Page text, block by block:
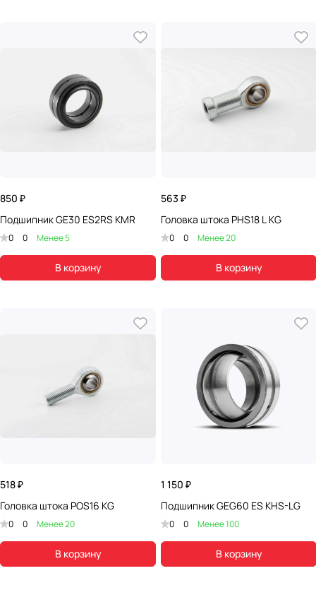
850 ₽
Подшипник GE30 ES2RS KMR
0 0 Менее 5
В корзину
563 ₽
Головка штока PHS18 L KG
0 0 Менее 20
В корзину
518 ₽
Головка штока POS16 KG
0 0 Менее 20
В корзину
1 150 ₽
Подшипник GEG60 ES KHS-LG
0 0 Менее 100
В корзину